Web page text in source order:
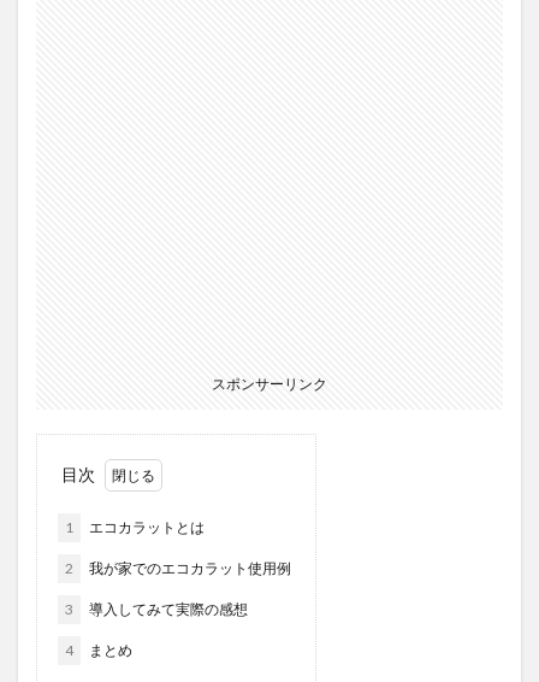
スポンサーリンク
目次
1 エコカラットとは
2 我が家でのエコカラット使用例
3 導入してみて実際の感想
4 まとめ